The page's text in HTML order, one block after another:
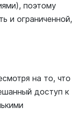
поэтому
и ограниченной,
на то, что
доступ к